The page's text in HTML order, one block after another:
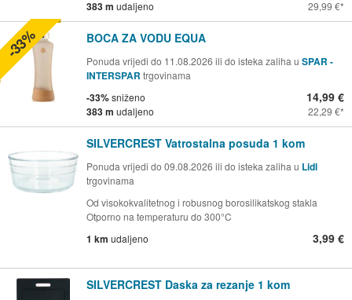
383 m udaljeno 29,99 €
BOCA ZA VODU EQUA
Ponuda vrijedi do 11.08.2026 ili do isteka zaliha u SPAR -
INTERSPAR trgovinama
-33%sniženo
383 m udaljeno
14,99 €
22,29 €
-33%
SILVERCREST Vatrostalna posuda 1 kom
Ponuda vrijedi do 09.08.2026 ili do isteka zaliha u Lidl
trgovinama
Od visokokvalitetnog i robusnog borosilikatskog stakla
Otporno na temperaturu do 300°C
1 km udaljeno 3,99 €
SILVERCREST Daska za rezanje 1 kom